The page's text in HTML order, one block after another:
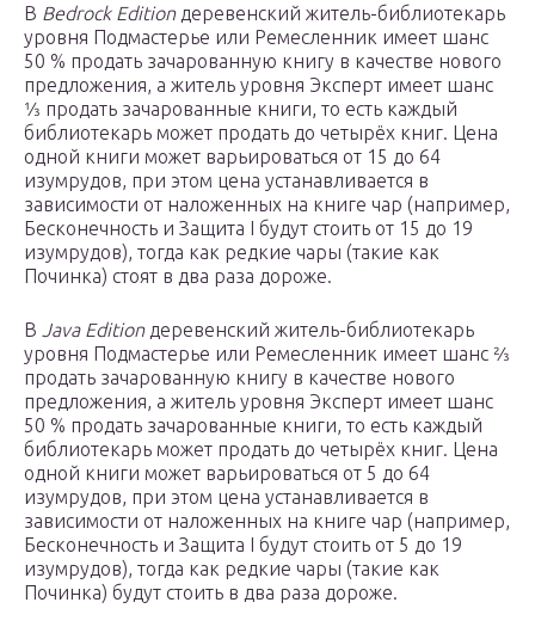
В Bedrock Editionдеревенский житель-библиотекарь
уровня Подмастерье или Ремесленник имеет шанс
50 % продать зачарованную книгу в качестве нового
предложения, а житель уровня Эксперт имеет шанс
1⁄ продать зачарованные книги, то есть каждый
библиотекарь может продать до четырёх книг. Цена
одной книги может варьироваться от 15 до 64
изумрудов, при этом цена устанавливается в
зависимости от наложенных на книге чар (например,
Бесконечность и Защита I будут стоить от 15 до 19
изумрудов), тогда как редкие чары (такие как
Починка) стоят в два раза дороже.
В Java Editionдеревенский житель-библиотекарь
уровня Подмастерье или Ремесленник имеет шанс 2⁄
продать зачарованную книгу в качестве нового
предложения, а житель уровня Эксперт имеет шанс
50 % продать зачарованные книги, то есть каждый
библиотекарь может продать до четырёх книг. Цена
одной книги может варьироваться от 5 до 64
изумрудов, при этом цена устанавливается в
зависимости от наложенных на книге чар (например,
Бесконечность и Защита I будут стоить от 5 до 19
изумрудов), тогда как редкие чары (такие как
Починка) будут стоить в два раза дороже.